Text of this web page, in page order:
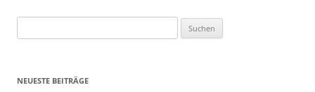
nach:
NEUESTE BEITRÄGE